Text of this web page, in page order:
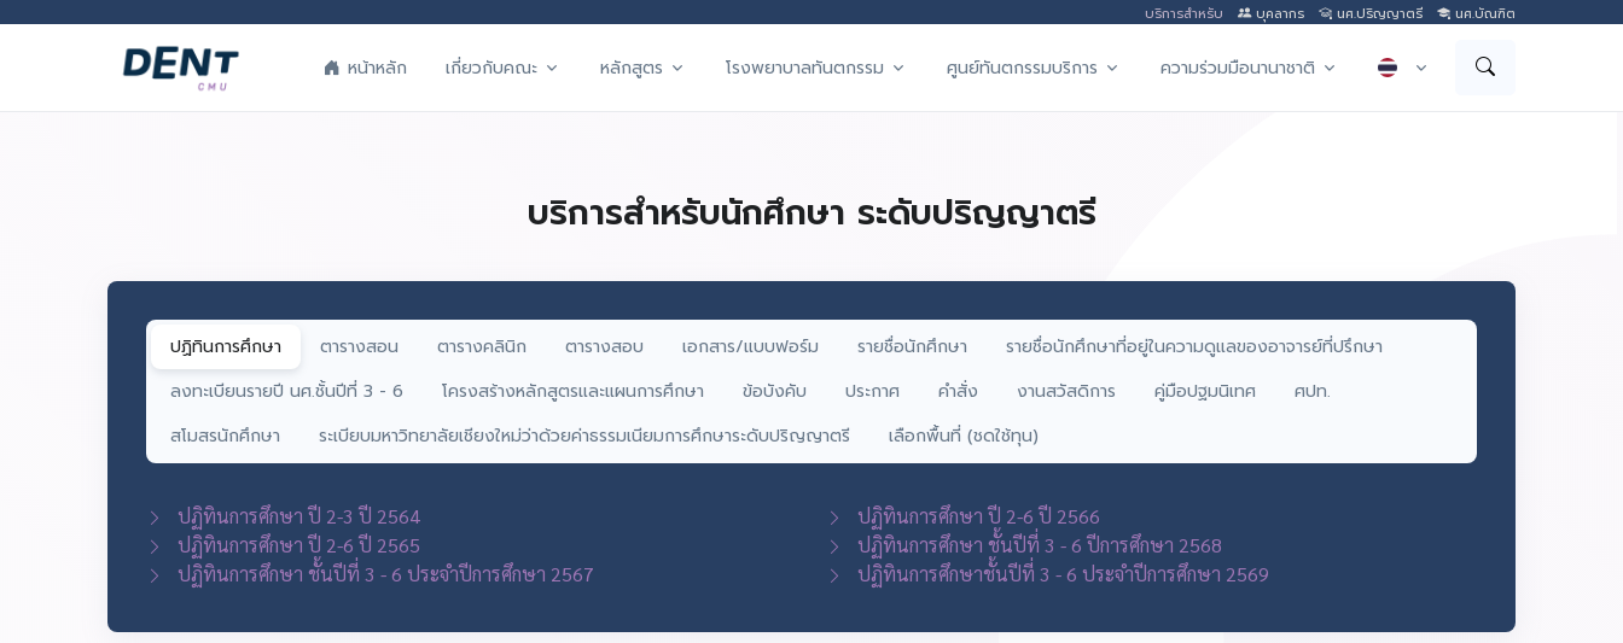
บริการสำหรับ บุคลากร นศ.ปริญญาตรี นศ.บัณฑิต
หน้าหลัก เกี่ยวกับคณะ หลักสูตร โรงพยาบาลทันตกรรม ศูนย์ทันตกรรมบริการ ความร่วมมือนานาชาติ
บริการสำหรับนักศึกษา ระดับปริญญาตรี
ปฏิทินการศึกษา ตารางสอน ตารางคลินิก ตารางสอบ เอกสาร/แบบฟอร์ม รายชื่อนักศึกษา
รายชื่อนักศึกษาที่อยู่ในความดูแลของอาจารย์ที่ปรึกษา
ลงทะเบียนรายปี นศ.ชั้นปีที่ 3 - 6
โครงสร้างหลักสูตรและแผนการศึกษา ข้อบังคับ ประกาศ คำสั่ง งานสวัสดิการ คู่มือปฐมนิเทศ
ศปท.
สโมสรนักศึกษา
ระเบียบมหาวิทยาลัยเชียงใหม่ว่าด้วยค่าธรรมเนียมการศึกษาระดับปริญญาตรี เลือกพื้นที่ (ชดใช้ทุน)
ปฏิทินการศึกษา ปี 2-3 ปี 2564
ปฏิทินการศึกษา ปี 2-6 ปี 2566
ปฏิทินการศึกษา ปี 2-6 ปี 2565
ปฏิทินการศึกษา ชั้นปีที่ 3 - 6 ปีการศึกษา 2568
ปฏิทินการศึกษา ชั้นปีที่ 3 - 6 ประจำปีการศึกษา 2567
ปฏิทินการศึกษาชั้นปีที่ 3 - 6 ประจำปีการศึกษา 2569